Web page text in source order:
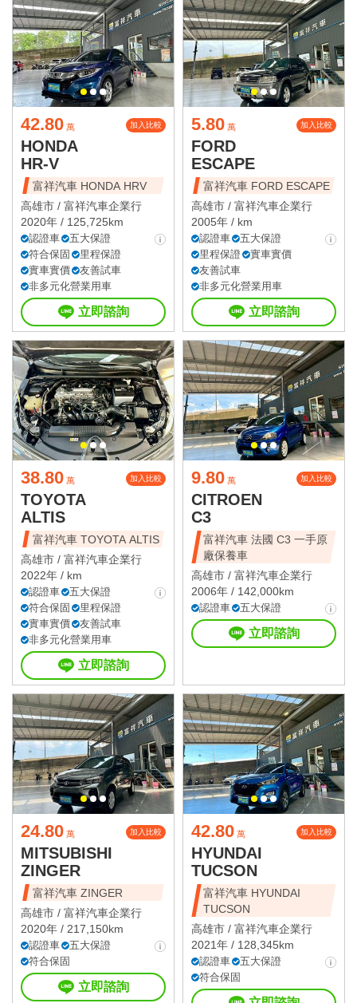
42.80 萬 加入比較
HONDA
HR-V
富祥汽車 HONDA HRV
高雄市 / 富祥汽車企業行
2020年 / 125,725km
認證車
五大保證
符合保固
里程保證
實車實價
友善試車
非多元化營業用車
立即諮詢
5.80 萬 加入比較
FORD
ESCAPE
富祥汽車 FORD ESCAPE
高雄市 / 富祥汽車企業行
2005年 / km
認證車
五大保證
里程保證
實車實價
友善試車
非多元化營業用車
立即諮詢
38.80 萬 加入比較
TOYOTA
ALTIS
富祥汽車 TOYOTA ALTIS
高雄市 / 富祥汽車企業行
2022年 / km
認證車
五大保證
符合保固
里程保證
實車實價
友善試車
非多元化營業用車
立即諮詢
9.80 萬 加入比較
CITROEN
C3
富祥汽車 法國 C3 一手原
廠保養車
高雄市 / 富祥汽車企業行
2006年 / 142,000km
認證車 五大保證
立即諮詢
24.80 萬 加入比較
MITSUBISHI
ZINGER
富祥汽車 ZINGER
高雄市 / 富祥汽車企業行
2020年 / 217,150km
認證車
五大保證
符合保固
立即諮詢
42.80 萬 加入比較
HYUNDAI
TUCSON
富祥汽車 HYUNDAI
TUCSON
高雄市 / 富祥汽車企業行
2021年 / 128,345km
認證車
五大保證
符合保固